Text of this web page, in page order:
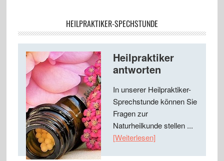
HEILPRAKTIKER-SPECHSTUNDE
Heilpraktiker
antworten
In unserer Heilpraktiker-
Sprechstunde können Sie
Fragen zur
Naturheilkunde stellen ...
[Weiterlesen]